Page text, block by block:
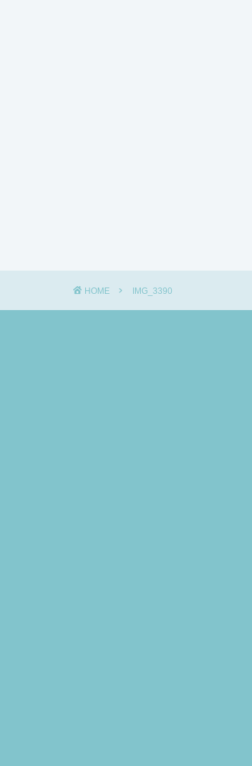
HOME IMG_3390